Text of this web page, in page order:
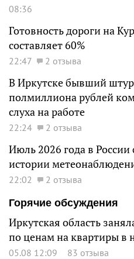
08:36
Готовность дороги на
составляет 60%
22:47 2 отзыва
В Иркутске бывший
полмиллиона рублей
слуха на работе
22:24 2 отзыва
Июль 2026 года в
истории
22:02
2 отзыва
Горячие обсуждения
Иркутская область
по ценам на квартиры в
05.08 12:09 83 отзыва